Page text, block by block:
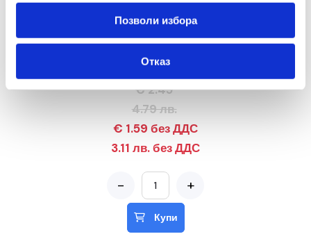
Позволи избора
Отказ
Medix
Течен сапун Milk&Honey пълнител 800мл
€ 2.45
4.79 лв.
€ 1.59 без ДДС
3.11 лв. без ДДС
- +
Купи